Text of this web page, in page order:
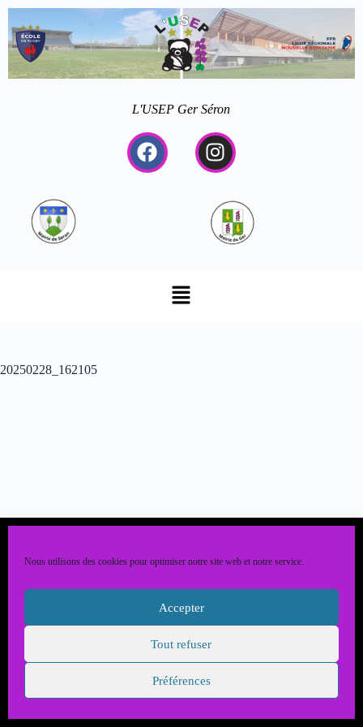
Nous utilisons des cookies pour optimiser notre site web et notre service.
Accepter
Tout refuser
Préférences
L'USEP Ger Séron
20250228_162105
Copyright @ L'USEP Ger Séron - JGDCom'64
Mentions Légales